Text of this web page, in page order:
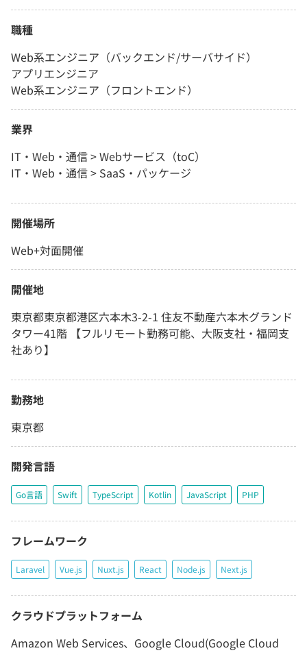
職種
Web系エンジニア（バックエンド/サーバサイド）
アプリエンジニア
Web系エンジニア（フロントエンド）
業界
IT・Web・通信 > Webサービス（toC）
IT・Web・通信 > SaaS・パッケージ
開催場所
Web+対面開催
開催地
東京都東京都港区六本木3-2-1 住友不動産六本木グランド
タワー41階 【フルリモート勤務可能、大阪支社・福岡支
社あり】
勤務地
東京都
開発言語
Go言語 Swift TypeScript Kotlin JavaScript PHP
フレームワーク
Laravel Vue.js Nuxt.js React Node.js Next.js
クラウドプラットフォーム
Amazon Web Services、Google Cloud(Google Cloud